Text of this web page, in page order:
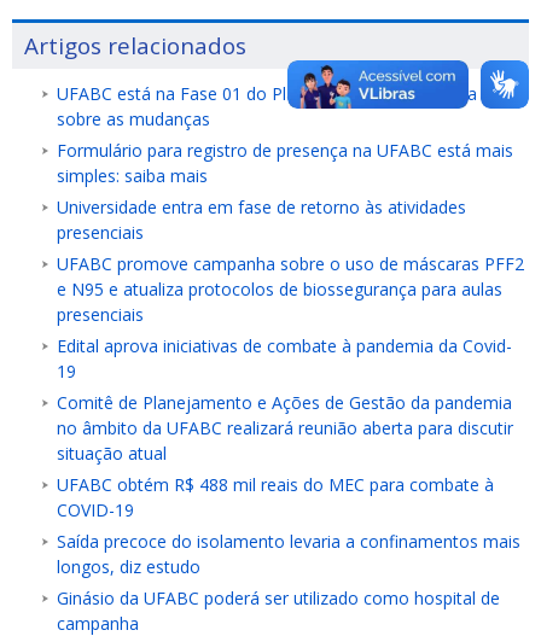
Artigos relacionados
UFABC está na Fase 01 do Plano de Retomada: saiba mais
sobre as mudanças
Formulário para registro de presença na UFABC está mais
simples: saiba mais
Universidade entra em fase de retorno às atividades
presenciais
UFABC promove campanha sobre o uso de máscaras PFF2
e N95 e atualiza protocolos de biossegurança para aulas
presenciais
Edital aprova iniciativas de combate à pandemia da Covid-
19
Comitê de Planejamento e Ações de Gestão da pandemia
no âmbito da UFABC realizará reunião aberta para discutir
situação atual
UFABC obtém R$ 488 mil reais do MEC para combate à
COVID-19
Saída precoce do isolamento levaria a confinamentos mais
longos, diz estudo
Ginásio da UFABC poderá ser utilizado como hospital de
campanha